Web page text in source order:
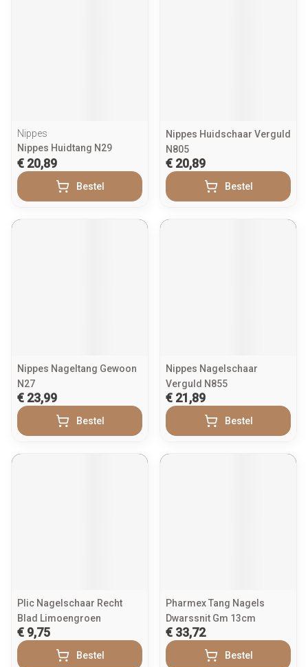
Nippes
Nippes Huidtang N29
€ 20,89
Bestel
Nippes Huidschaar Verguld
N805
€ 20,89
Bestel
Nippes Nageltang Gewoon
N27
€ 23,99
Bestel
Nippes Nagelschaar
Verguld N855
€ 21,89
Bestel
Plic Nagelschaar Recht
Blad Limoengroen
€ 9,75
Bestel
Pharmex Tang Nagels
Dwarssnit Gm 13cm
€ 33,72
Bestel